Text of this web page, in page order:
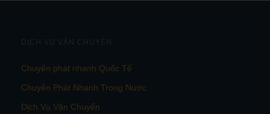
DỊCH VỤ VẬN CHUYỂN
Chuyển phát nhanh Quốc Tế
Chuyển Phát Nhanh Trong Nước
Dịch Vụ Vận Chuyển